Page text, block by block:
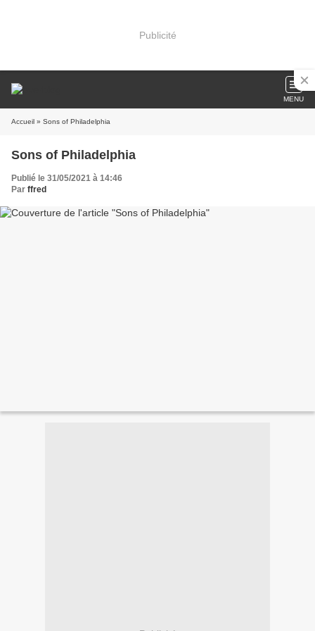
Publicité
MENU
Accueil » Sons of Philadelphia
Sons of Philadelphia
Publié le 31/05/2021 à 14:46
Par ffred